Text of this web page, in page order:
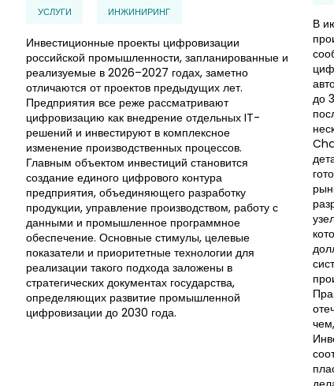
УСЛУГИ ИНЖИНИРИНГ
Инвестиционные проекты цифровизации
российской промышленности, запланированные и
реализуемые в 2026–2027 годах, заметно
отличаются от проектов предыдущих лет.
Предприятия все реже рассматривают
цифровизацию как внедрение отдельных IT-
решений и инвестируют в комплексное
изменение производственных процессов.
Главным объектом инвестиций становится
создание единого цифрового контура
предприятия, объединяющего разработку
продукции, управление производством, работу с
данными и промышленное программное
обеспечение. Основные стимулы, целевые
показатели и приоритетные технологии для
реализации такого подхода заложены в
стратегических документах государства,
определяющих развитие промышленной
цифровизации до 2030 года.
В
до